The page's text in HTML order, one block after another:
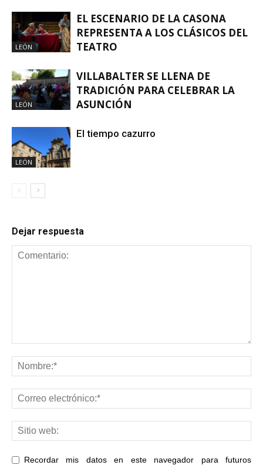
LEÓN
EL ESCENARIO DE LA CASONA
REPRESENTA A LOS CLÁSICOS DEL
TEATRO
LEÓN
VILLABALTER SE LLENA DE
TRADICIÓN PARA CELEBRAR LA
ASUNCIÓN
LEÓN
El tiempo cazurro
Dejar respuesta
Recordar mis datos en este navegador para futuros